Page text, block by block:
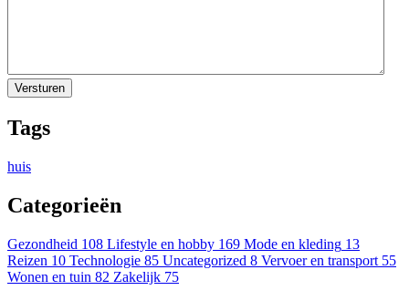
Tags
huis
Categorieën
Gezondheid 108 Lifestyle en hobby 169 Mode en kleding 13
Reizen 10 Technologie 85 Uncategorized 8 Vervoer en transport 55
Wonen en tuin 82 Zakelijk 75